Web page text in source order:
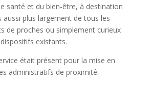
santé et du bien-être, à destination
aussi plus largement de tous les
de proches ou simplement curieux
existants.
était présent pour la mise en
administratifs de proximité.